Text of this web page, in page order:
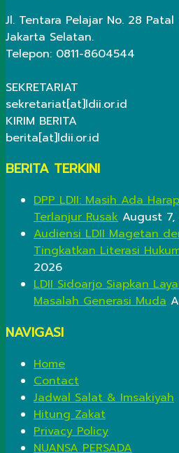
Jl. Tentara Pelajar No. 28 Patal
Jakarta Selatan.
Telepon: 0811-8604544
SEKRETARIAT
sekretariat[at]ldii.or.id
KIRIM BERITA
berita[at]ldii.or.id
BERITA TERKINI
DPP LDII: Masih Ada
Terlanjur Rusak August
Audiensi LDII Magetan
Tingkatkan Literasi
2026
LDII Sidoarjo Siapkan
Masalah Generasi Muda
NAVIGASI
Home
Contact
Jadwal Salat & Imsakiyah
Hitung Zakat
Privacy Policy
NUANSA PERSADA